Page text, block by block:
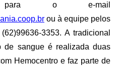
o e-mail
ou à equipe pelos
3353. A tradicional
de sangueé realizadaduas
Hemocentro e faz parte de